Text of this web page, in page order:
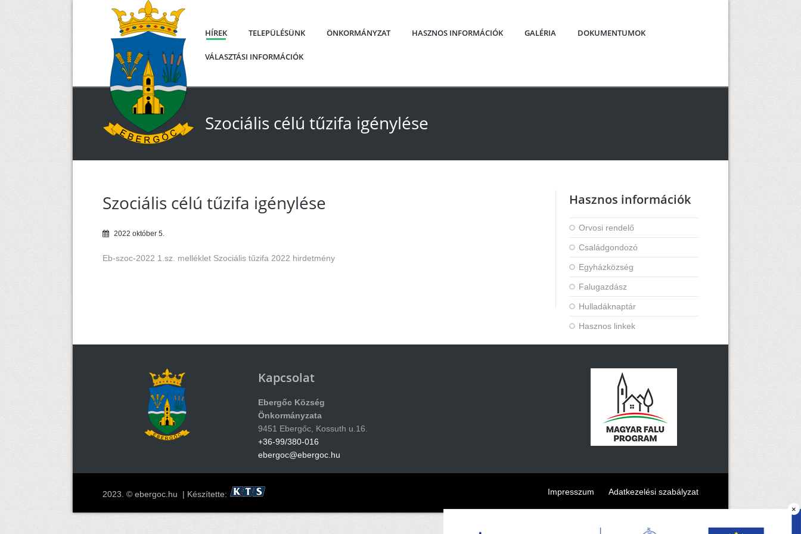
×
HÍREK TELEPÜLÉSÜNK ÖNKORMÁNYZAT HASZNOS INFORMÁCIÓK GALÉRIA DOKUMENTUMOK
VÁLASZTÁSI INFORMÁCIÓK
Szociális célú tűzifa igénylése
Szociális célú tűzifa igénylése
2022 október 5.
Eb-szoc-2022 1.sz. melléklet Szociális tűzifa 2022 hirdetmény
Hasznos információk
Orvosi rendelő
Családgondozó
Egyházközség
Falugazdász
Hulladáknaptár
Hasznos linkek
Kapcsolat
Ebergőc Község
Önkormányzata
9451 Ebergőc, Kossuth u.16.
+36-99/380-016
ebergoc@ebergoc.hu
Impresszum Adatkezelési szabályzat
2023. © ebergoc.hu | Készítette: